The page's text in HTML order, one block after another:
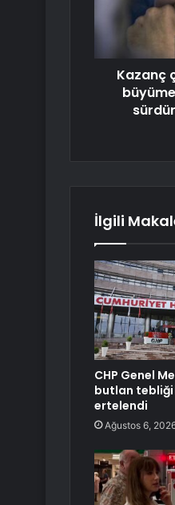
Kazanç
İlgili
CHP Genel
butlan
ertelendi
Ağustos 6,